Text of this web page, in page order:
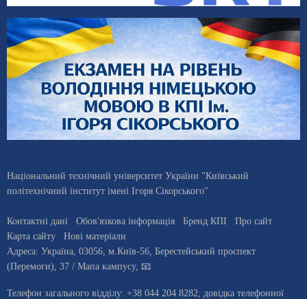
Національний технічний університет України "Київський
політехнічний інститут імені Ігоря Сікорського"
Контактні дані Обов'язкова інформація Бренд КПІ
Про сайт
Карта сайту
Нові матеріали
Адреса: Україна, 03056, м.Київ-56, Берестейський проспект
(Перемоги), 37 / Мапа кампусу, 📧
Телефон загального відділу: +38 044 204 8282, довiдка телефонної